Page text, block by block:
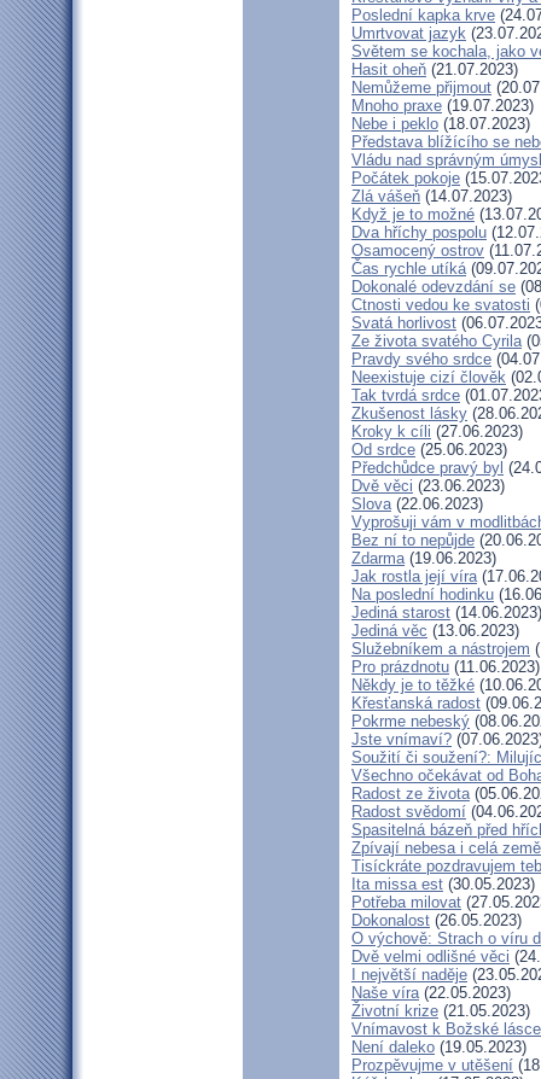
Poslední kapka krve
Umrtvovat jazyk
Světem se kochala, jako
Hasit oheň (21.07.2023)
Nemůžeme přijmout
Mnoho praxe (19.07.2023)
Nebe i peklo (18.07.2023)
Představa blížícího se
Vládu nad správným
Počátek pokoje
Zlá vášeň (14.07.2023)
Když je to možné
Dva hříchy pospolu
Osamocený ostrov
Čas rychle utíká
Dokonalé odevzdání se
Ctnosti vedou ke svatosti
Svatá horlivost
Ze života svatého Cyrila
Pravdy svého srdce
Neexistuje cizí člověk
Tak tvrdá srdce
Zkušenost lásky
Kroky k cíli (27.06.2023)
Od srdce (25.06.2023)
Předchůdce pravý byl
Dvě věci (23.06.2023)
Slova(22.06.2023)
Vyprošuji vám v
Bez ní to nepůjde
Zdarma(19.06.2023)
Jak rostla její víra
Na poslední hodinku
Jediná starost (14.06.2023)
Jediná věc (13.06.2023)
Služebníkem a nástrojem
Pro prázdnotu (11.06.2023)
Někdy je to těžké
Křesťanská radost
Pokrme nebeský
Jste vnímaví?
Soužití či soužení?:
Všechno očekávat od
Radost ze života
Radost svědomí
Spasitelná bázeň před
Zpívají nebesa i celá země
Tisíckráte pozdravujem
Ita missa est (30.05.2023)
Potřeba milovat
Dokonalost (26.05.2023)
O výchově: Strach o víru
Dvě velmi odlišné věci
I největší naděje
Naše víra(22.05.2023)
Životní krize (21.05.2023)
Vnímavost k Božské
Není daleko (19.05.2023)
Prozpěvujme v utěšení